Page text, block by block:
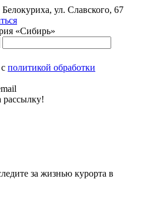
ул. Славского, 67
«Сибирь»
политикой обработки
за жизнью курорта в